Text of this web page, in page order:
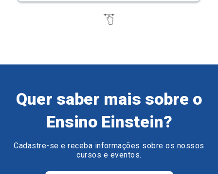
Quer saber mais sobre o
Ensino Einstein?
Cadastre-se e receba informações sobre os nossos
cursos e eventos.